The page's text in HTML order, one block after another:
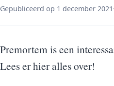
Gepubliceerd op 1 december 2021
Premortem is een
Lees er hier alles over!